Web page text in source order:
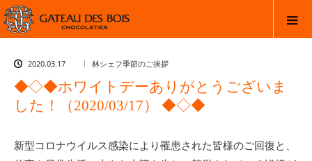
2020.03.17 林シェフ季節のご挨拶
◆◇◆ホワイトデーありがとうございま
した！（2020/03/17） ◆◇◆
新型コロナウイルス感染により罹患された皆様のご回復と、